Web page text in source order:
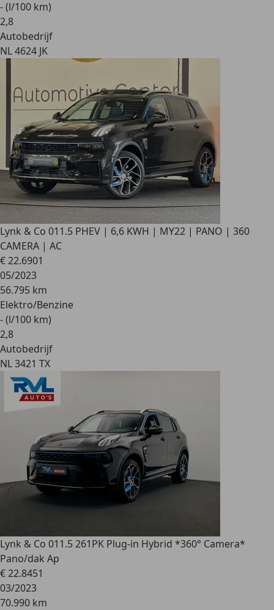
- (l/100 km)
2,8
Autobedrijf
NL 4624 JK
Lynk & Co 011.5 PHEV | 6,6 KWH | MY22 | PANO | 360
CAMERA | AC
€ 22.6901
05/2023
56.795 km
Elektro/Benzine
- (l/100 km)
2,8
Autobedrijf
NL 3421 TX
Lynk & Co 011.5 261PK Plug-in Hybrid *360° Camera*
Pano/dak Ap
€ 22.8451
03/2023
70.990 km